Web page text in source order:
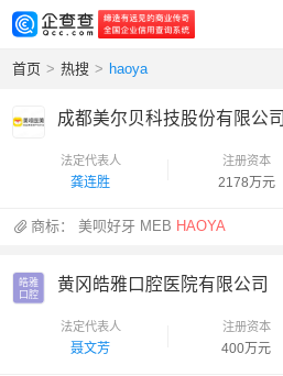
首页 > 热搜 > haoya
成都美尔贝科技股份有限公司
法定代表人
龚连胜
注册资本
2178万元
商标：美呗好牙 MEB HAOYA
皓雅
口腔
黄冈皓雅口腔医院有限公司
法定代表人
聂文芳
注册资本
400万元